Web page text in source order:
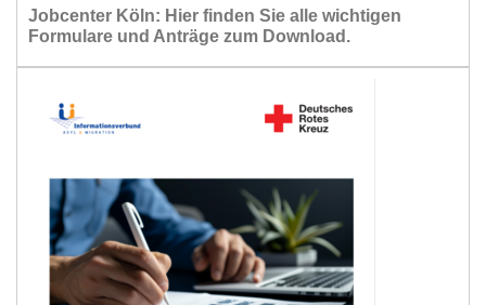
Jobcenter Köln: Hier finden Sie alle wichtigen
Formulare und Anträge zum Download.